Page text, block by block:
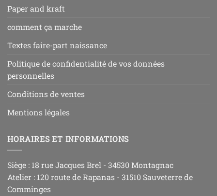
Paper and kraft
comment ça marche
Textes faire-part naissance
Politique de confidentialité de vos données
personnelles
Conditions de ventes
Mentions légales
HORAIRES ET INFORMATIONS
Siège : 18 rue Jacques Brel - 34530 Montagnac
Atelier : 120 route de Rapanas - 31510 Sauveterre de
Comminges